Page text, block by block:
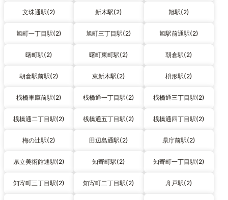
文珠通駅(2) 新木駅(2) 旭駅(2)
旭町一丁目駅(2) 旭町三丁目駅(2) 旭駅前通駅(2)
曙町駅(2) 曙町東町駅(2) 朝倉駅(2)
朝倉駅前駅(2) 東新木駅(2) 枡形駅(2)
桟橋車庫前駅(2) 桟橋通一丁目駅(2) 桟橋通三丁目駅(2)
桟橋通二丁目駅(2) 桟橋通五丁目駅(2) 桟橋通四丁目駅(2)
梅の辻駅(2) 田辺島通駅(2) 県庁前駅(2)
県立美術館通駅(2) 知寄町駅(2) 知寄町一丁目駅(2)
知寄町三丁目駅(2) 知寄町二丁目駅(2) 舟戸駅(2)